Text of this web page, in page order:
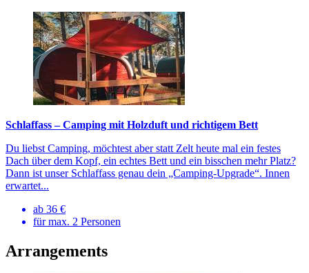
Schlaffass – Camping mit Holzduft und richtigem Bett
Du liebst Camping, möchtest aber statt Zelt heute mal ein festes
Dach über dem Kopf, ein echtes Bett und ein bisschen mehr Platz?
Dann ist unser Schlaffass genau dein „Camping-Upgrade“. Innen
erwartet...
ab 36 €
für max. 2 Personen
Arrangements